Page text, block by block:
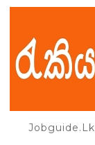
Jobguide.lk